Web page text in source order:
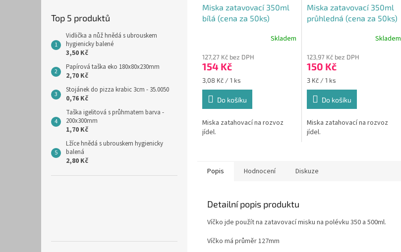
Top 5 produktů
Vidlička a nůž hnědá s ubrouskem
hygienicky balené
3,50 Kč
Papírová taška eko 180x80x230mm
2,70 Kč
Stojánek do pizza krabic 3cm - 35.0050
0,76 Kč
Taška igelitová s průhmatem barva -
200x300mm
1,70 Kč
Lžíce hnědá s ubrouskem hygienicky
balená
2,80 Kč
Miska zatavovací 350ml
bílá (cena za 50ks)
Skladem
127,27 Kč bez DPH
154 Kč
Měrná
cena:
3,08 Kč / 1 ks
Do košíku
Miska zatahovací na rozvoz
jídel.
Miska zatavovací 350ml
průhledná (cena za 50ks)
Skladem
123,97 Kč bez DPH
150 Kč
Měrná
cena:
3 Kč / 1 ks
Do košíku
Miska zatahovací na rozvoz
jídel.
Popis Hodnocení Diskuze
Detailní popis produktu
Víčko jde použít na zatavovací misku na polévku 350 a 500ml.
Víčko má průměr 127mm